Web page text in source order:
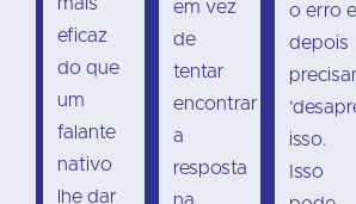
eficaz
do que
um
falante
nativo
lhe dar
em vez
de
tentar
encontrar
a
resposta
na
o erro e
depois
isso.
Isso